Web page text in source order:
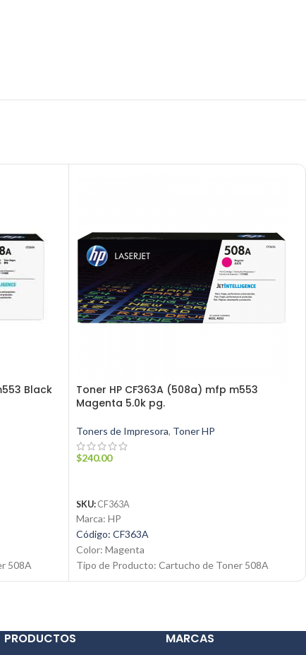
Black
508A
Toner HP CF363A (508a) mfp m553
Magenta 5.0k pg.
Toners de Impresora, Toner HP
$240.00
SKU: CF363A
Marca: HP
Código: CF363A
Color: Magenta
Tipo de Producto: Cartucho de Toner 508A
Tecnología de impresión: Laser
ventas@jynsuministros.com
PRODUCTOS MARCAS